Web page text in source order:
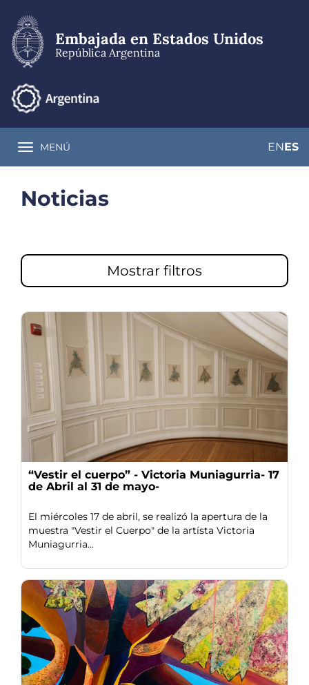
contenido
principal
Embajada en Estados Unidos
República Argentina
Toggle navigation
MENÚ ENES
Noticias
Mostrar filtros
“Vestir el cuerpo” - Victoria Muniagurria- 17
de Abril al 31 de mayo-
El miércoles 17 de abril, se realizó la apertura de la
muestra "Vestir el Cuerpo" de la artísta Victoria
Muniagurria...